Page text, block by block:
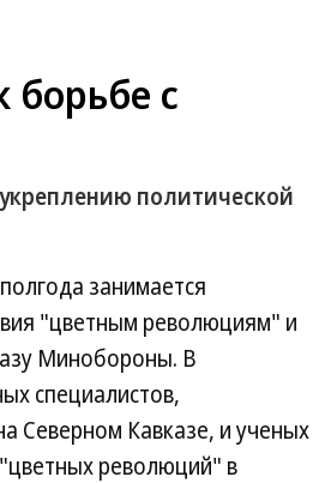
с
политической
занимается
"цветным революциям" и
Минобороны. В
специалистов,
Северном Кавказе, и ученых
революций" в